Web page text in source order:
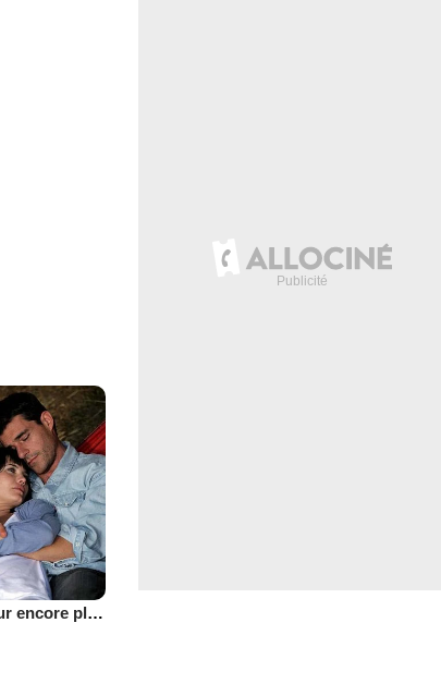
L'Amour encore plus vache